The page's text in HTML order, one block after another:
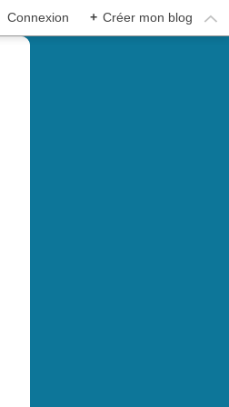
Connexion + Créer mon blog